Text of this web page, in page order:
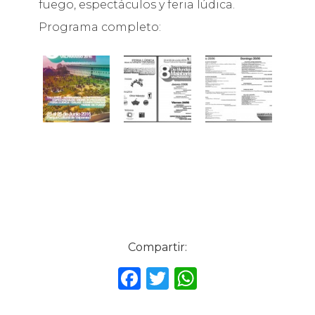
fuego, espectáculos y feria lúdica.
Programa completo:
Compartir:
F T W